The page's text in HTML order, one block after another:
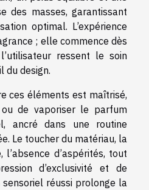
des masses, garantissant
optimal. L’expérience
; elle commence dès
ressent le soin
du design.
ces éléments est maîtrisé,
de vaporiser le parfum
ancré dans une routine
Le toucher du matériau, la
l’absence d’aspérités, tout
d’exclusivité et de
réussi prolonge la